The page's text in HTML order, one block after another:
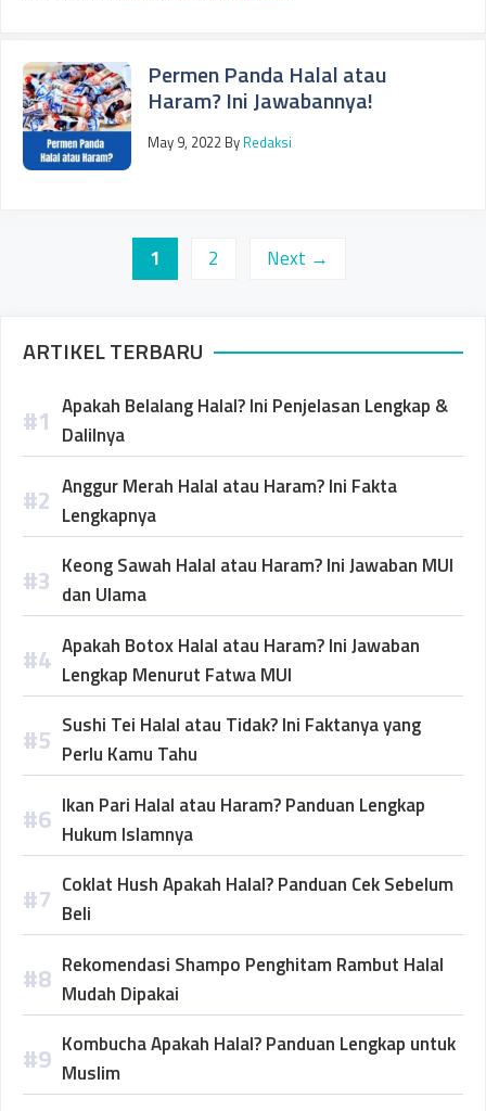
Permen Panda Halal atau
Haram? Ini Jawabannya!
May 9, 2022 By Redaksi
Page
1 Page
2 Next →
ARTIKEL TERBARU
Apakah Belalang Halal? Ini Penjelasan Lengkap &
Dalilnya
Anggur Merah Halal atau Haram? Ini Fakta
Lengkapnya
Keong Sawah Halal atau Haram? Ini Jawaban MUI
dan Ulama
Apakah Botox Halal atau Haram? Ini Jawaban
Lengkap Menurut Fatwa MUI
Sushi Tei Halal atau Tidak? Ini Faktanya yang
Perlu Kamu Tahu
Ikan Pari Halal atau Haram? Panduan Lengkap
Hukum Islamnya
Coklat Hush Apakah Halal? Panduan Cek Sebelum
Beli
Rekomendasi Shampo Penghitam Rambut Halal
Mudah Dipakai
Kombucha Apakah Halal? Panduan Lengkap untuk
Muslim